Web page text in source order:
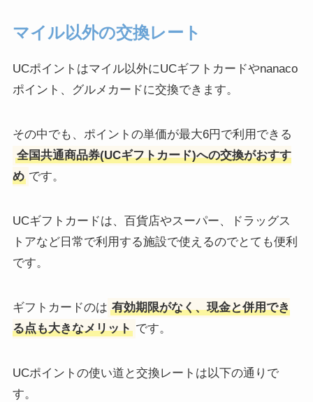
マイル以外の交換レート
UCポイントはマイル以外にUCギフトカードやnanaco
ポイント、グルメカードに交換できます。
その中でも、ポイントの単価が最大6円で利用できる
全国共通商品券(UCギフトカード)への交換がおすす
め です。
UCギフトカードは、百貨店やスーパー、ドラッグス
トアなど日常で利用する施設で使えるのでとても便利
です。
ギフトカードのは 有効期限がなく、現金と併用でき
る点も大きなメリット です。
UCポイントの使い道と交換レートは以下の通りで
す。